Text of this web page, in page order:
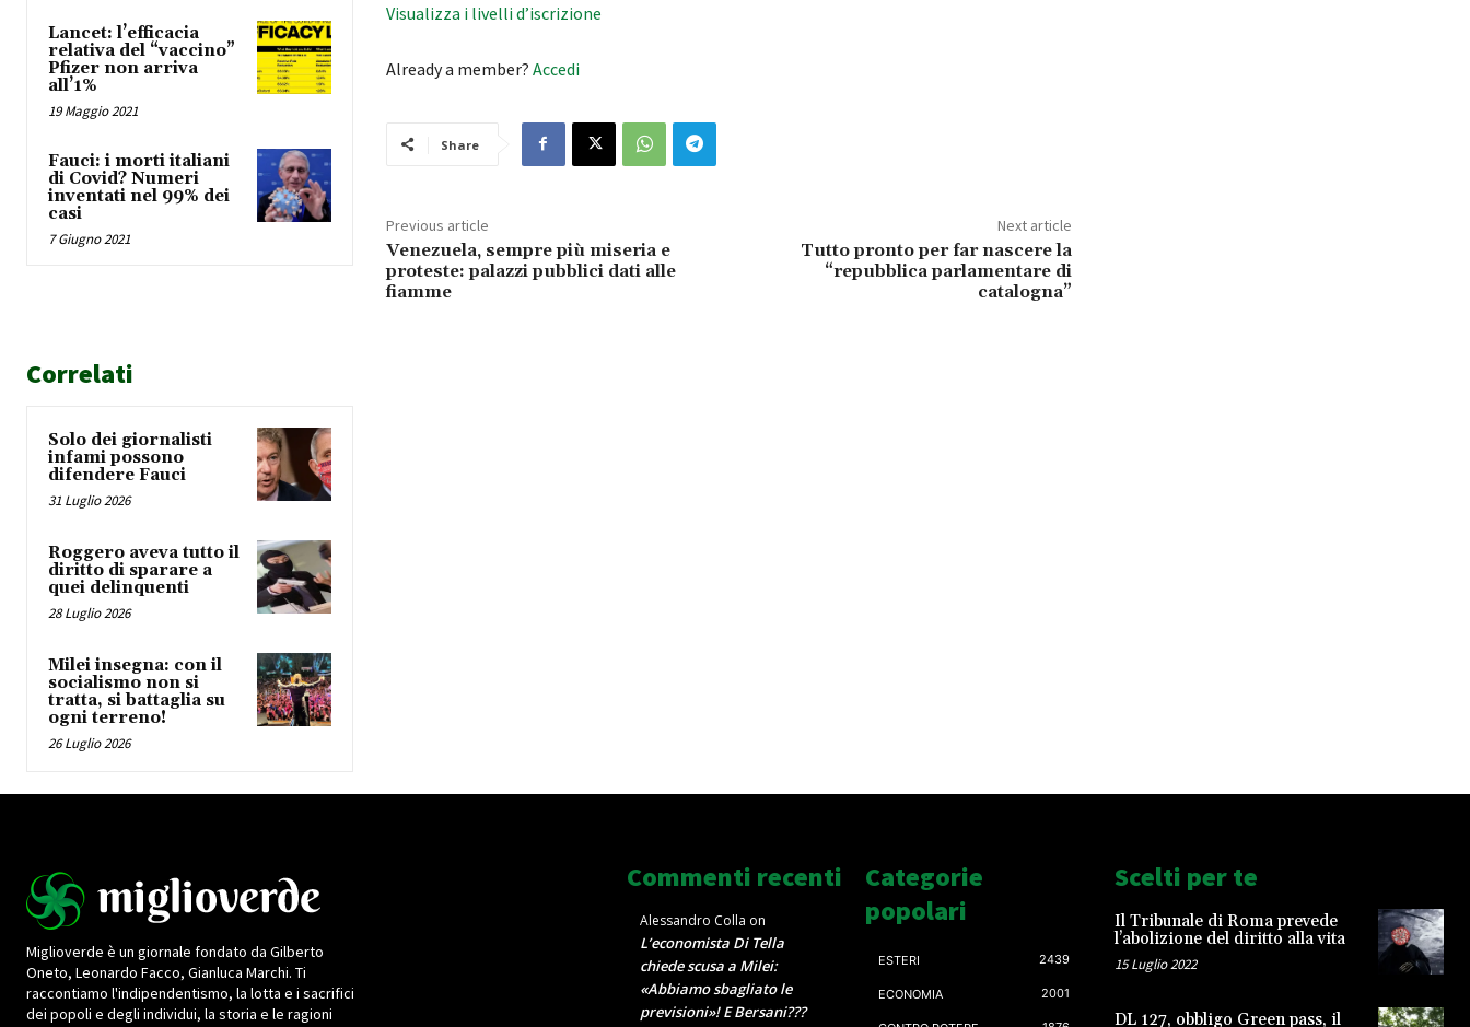
Lancet: l’efficacia
relativa del “vaccino”
Pfizer non arriva
all’1%
19 Maggio 2021
Fauci: i morti italiani
di Covid? Numeri
inventati nel 99% dei
casi
7 Giugno 2021
Visualizza i livelli d’iscrizione
Already a member? Accedi
Share
Previous article
Venezuela, sempre più miseria e
proteste: palazzi pubblici dati alle
fiamme
Next article
Tutto pronto per far nascere la
“repubblica parlamentare di
catalogna”
Correlati
Solo dei giornalisti
infami possono
difendere Fauci
31 Luglio 2026
Roggero aveva tutto il
diritto di sparare a
quei delinquenti
28 Luglio 2026
Milei insegna: con il
socialismo non si
tratta, si battaglia su
ogni terreno!
26 Luglio 2026
Miglioverde è un giornale fondato da Gilberto
Oneto, Leonardo Facco, Gianluca Marchi. Ti
raccontiamo l'indipendentismo, la lotta e i sacrifici
dei popoli e degli individui, la storia e le ragioni
Commenti recenti
Alessandro Colla on
L’economista Di Tella
chiede scusa a Milei:
«Abbiamo sbagliato le
previsioni»! E Bersani???
Categorie
popolari
ESTERI 2439
ECONOMIA 2001
Scelti per te
Il Tribunale di Roma prevede
l’abolizione del diritto alla vita
15 Luglio 2022
DL 127, obbligo Green pass, il